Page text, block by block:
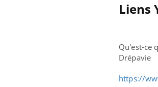
Liens
Qu'est-ce
Drépavie
https://